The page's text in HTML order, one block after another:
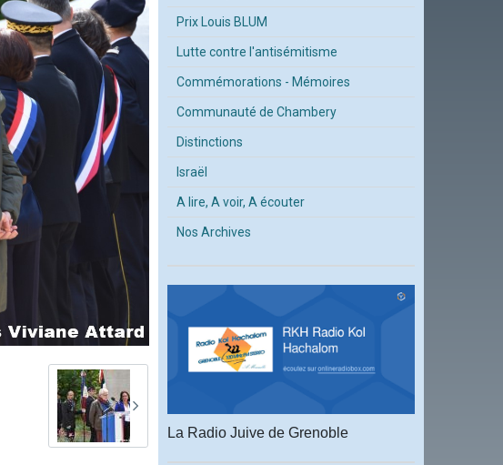
Prix Louis BLUM
Lutte contre l'antisémitisme
Commémorations - Mémoires
Communauté de Chambery
Distinctions
Israël
A lire, A voir, A écouter
Nos Archives
La Radio Juive de Grenoble